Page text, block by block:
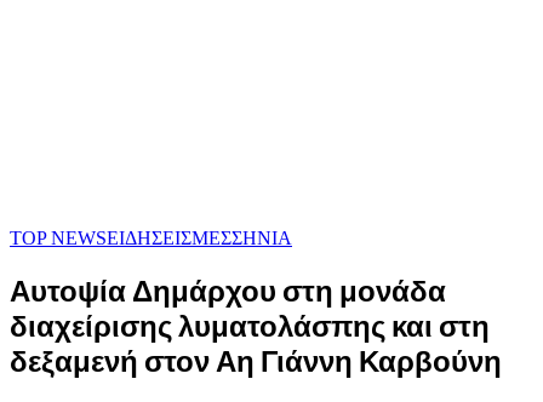
TOP NEWSΕΙΔΗΣΕΙΣΜΕΣΣΗΝΙΑ
Αυτοψία Δημάρχου στη μονάδα
διαχείρισης λυματολάσπης και στη
δεξαμενή στον Αη Γιάννη Καρβούνη